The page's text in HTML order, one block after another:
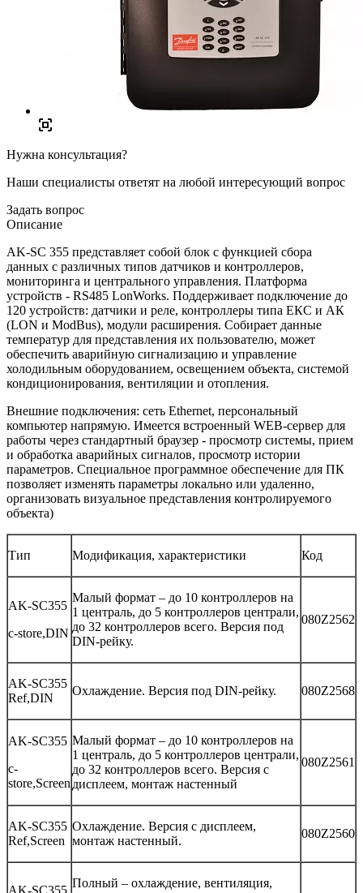
Нужна консультация?
Наши специалисты ответят на любой интересующий вопрос
Задать вопрос
Описание
AK-SC 355 представляет собой блок с функцией сбора
данных с различных типов датчиков и контроллеров,
мониторинга и центрального управления. Платформа
устройств - RS485 LonWorks. Поддерживает подключение до
120 устройств: датчики и реле, контроллеры типа ЕКС и АК
(LON и ModBus), модули расширения. Собирает данные
температур для представления их пользователю, может
обеспечить аварийную сигнализацию и управление
холодильным оборудованием, освещением объекта, системой
кондиционирования, вентиляции и отопления.
Внешние подключения: сеть Ethernet, персональный
компьютер напрямую. Имеется встроенный WEB-сервер для
работы через стандартный браузер - просмотр системы, прием
и обработка аварийных сигналов, просмотр истории
параметров. Специальное программное обеспечение для ПК
позволяет изменять параметры локально или удаленно,
организовать визуальное представления контролируемого
объекта)
Тип Модификация, характеристики Код
AK-SC355
c-store,DIN
Малый формат – до 10 контроллеров на
1 централь, до 5 контроллеров централи,
до 32 контроллеров всего. Версия под
DIN-рейку.
080Z2562
AK-SC355
Ref,DIN
Охлаждение. Версия под DIN-рейку. 080Z2568
AK-SC355
c-
store,Screen
Малый формат – до 10 контроллеров на
1 централь, до 5 контроллеров централи,
до 32 контроллеров всего. Версия с
дисплеем, монтаж настенный
080Z2561
AK-SC355
Ref,Screen
Охлаждение. Версия с дисплеем,
монтаж настенный.
080Z2560
AK-SC355
Полный – охлаждение, вентиляция,